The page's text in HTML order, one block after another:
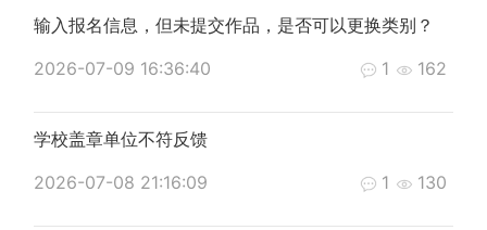
输入报名信息，但未提交作品，是否可以更换类别？
2026-07-09 16:36:40
1 162
学校盖章单位不符反馈
2026-07-08 21:16:09
1 130